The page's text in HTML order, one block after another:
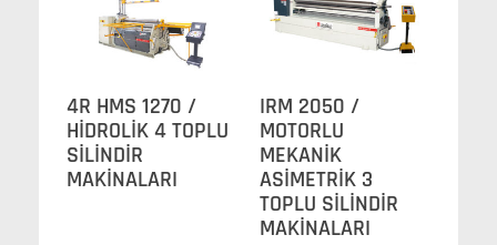
4R HMS 1270 /
HİDROLİK 4 TOPLU
SİLİNDİR
MAKİNALARI
IRM 2050 /
MOTORLU
MEKANİK
ASİMETRİK 3
TOPLU SİLİNDİR
MAKİNALARI